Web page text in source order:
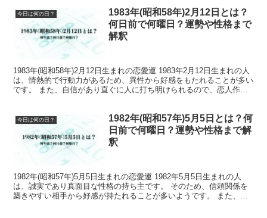
今日は何の日？
1983年(昭和58年)2月12日とは？
何日前で何曜日？運勢や性格まで
解釈
1983年(昭和58年)2月12日生まれの恋愛運 1983年2月12日生まれの人
は、情熱的で行動力があるため、異性から好感をもたれることが多い
です。 また、自信があり直ぐに人に打ち明けられるので、恋人作り
今日は何の日？
1982年(昭和57年)5月5日とは？何
日前で何曜日？運勢や性格まで解
釈
1982年(昭和57年)5月5日生まれの恋愛運 1982年5月5日生まれの人
は、誠実であり真面目な性格の持ち主です。 そのため、信頼関係を
築きやすい相手から好感が持たれることが多いようです。 また、責